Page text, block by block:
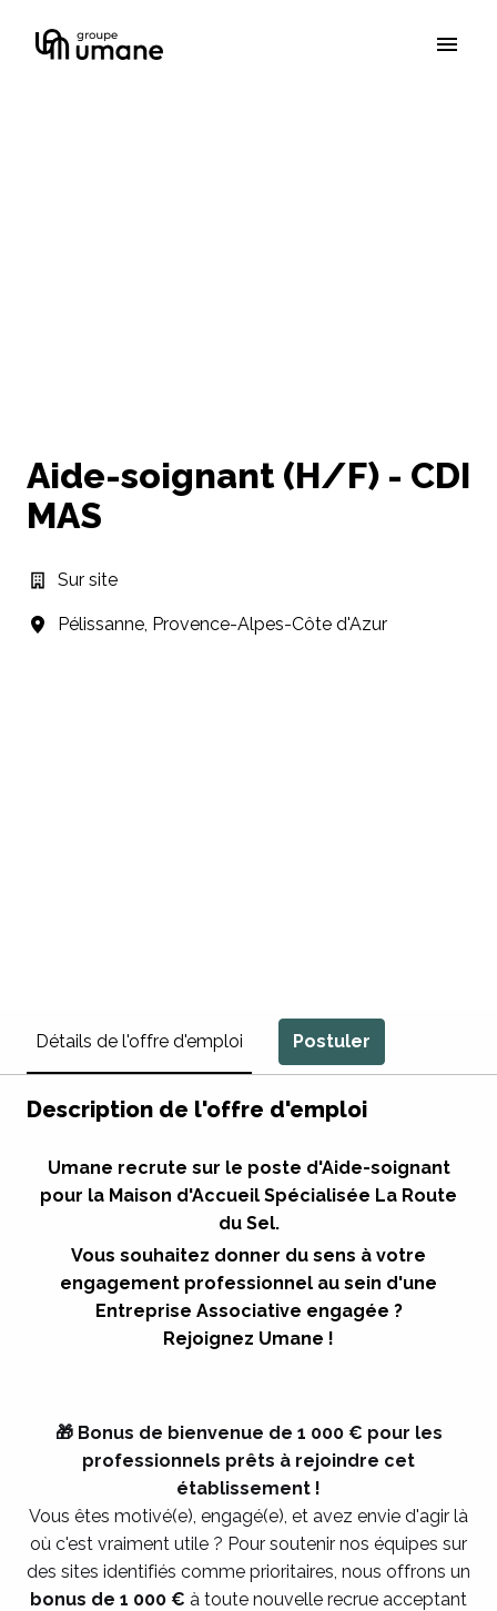
Page d'accueil
Aide-soignant (H/F) - CDI
MAS
Sur site
Pélissanne, Provence-Alpes-Côte d'Azur
Détails de l'offre d'emploi Postuler
Description de l'offre d'emploi
Umane recrute sur le poste d'Aide-soignant
pour la Maison d'Accueil Spécialisée La Route
du Sel.
Vous souhaitez donner du sens à votre
engagement professionnel au sein d'une
Entreprise Associative engagée ?
Rejoignez Umane !
🎁 Bonus de bienvenue de 1 000 € pour les
professionnels prêts à rejoindre cet
établissement !
Vous êtes motivé(e), engagé(e), et avez envie d'agir là
où c'est vraiment utile ? Pour soutenir nos équipes sur
des sites identifiés comme prioritaires, nous offrons un
bonus de 1 000 € à toute nouvelle recrue acceptant